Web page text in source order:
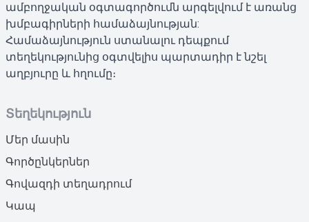
ամբողջական օգտագործումն արգելվում է առանց
խմբագիրների համաձայնության:
Համաձայնություն ստանալու դեպքում
տեղեկությունից օգտվելիս պարտադիր է նշել
աղբյուրը և հղումը։
Տեղեկություն
Մեր մասին
Գործընկերներ
Գովազդի տեղադրում
Կապ